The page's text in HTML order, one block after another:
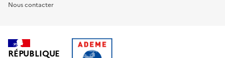
Nous contacter
RÉPUBLIQUE